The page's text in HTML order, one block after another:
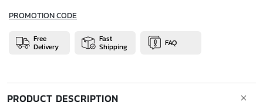
PROMOTION CODE
Free
Delivery
Fast
Shipping FAQ
PRODUCT DESCRIPTION